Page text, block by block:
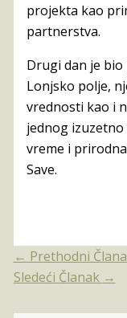
projekta kao
partnerstva.
Drugi dan je
Lonjsko polje,
vrednosti kao i
jednog
vreme i
Save.
← Prethodni
Sledeći Članak →